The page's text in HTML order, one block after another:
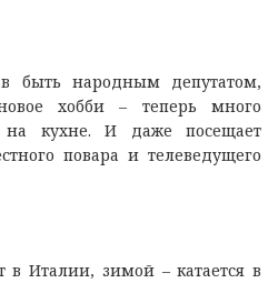
быть народным депутатом,
хобби – теперь много
кухне. И даже посещает
повара и телеведущего
в Италии, зимой – катается в